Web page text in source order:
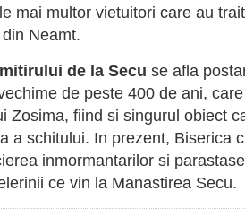
mai multor vietuitori care au
din Neamt.
de la Secu se afla
de peste 400 de ani,
Zosima, fiind si singurul obiect
a schitului. In prezent, Biserica
inmormantarilor si
ce vin la Manastirea Secu.